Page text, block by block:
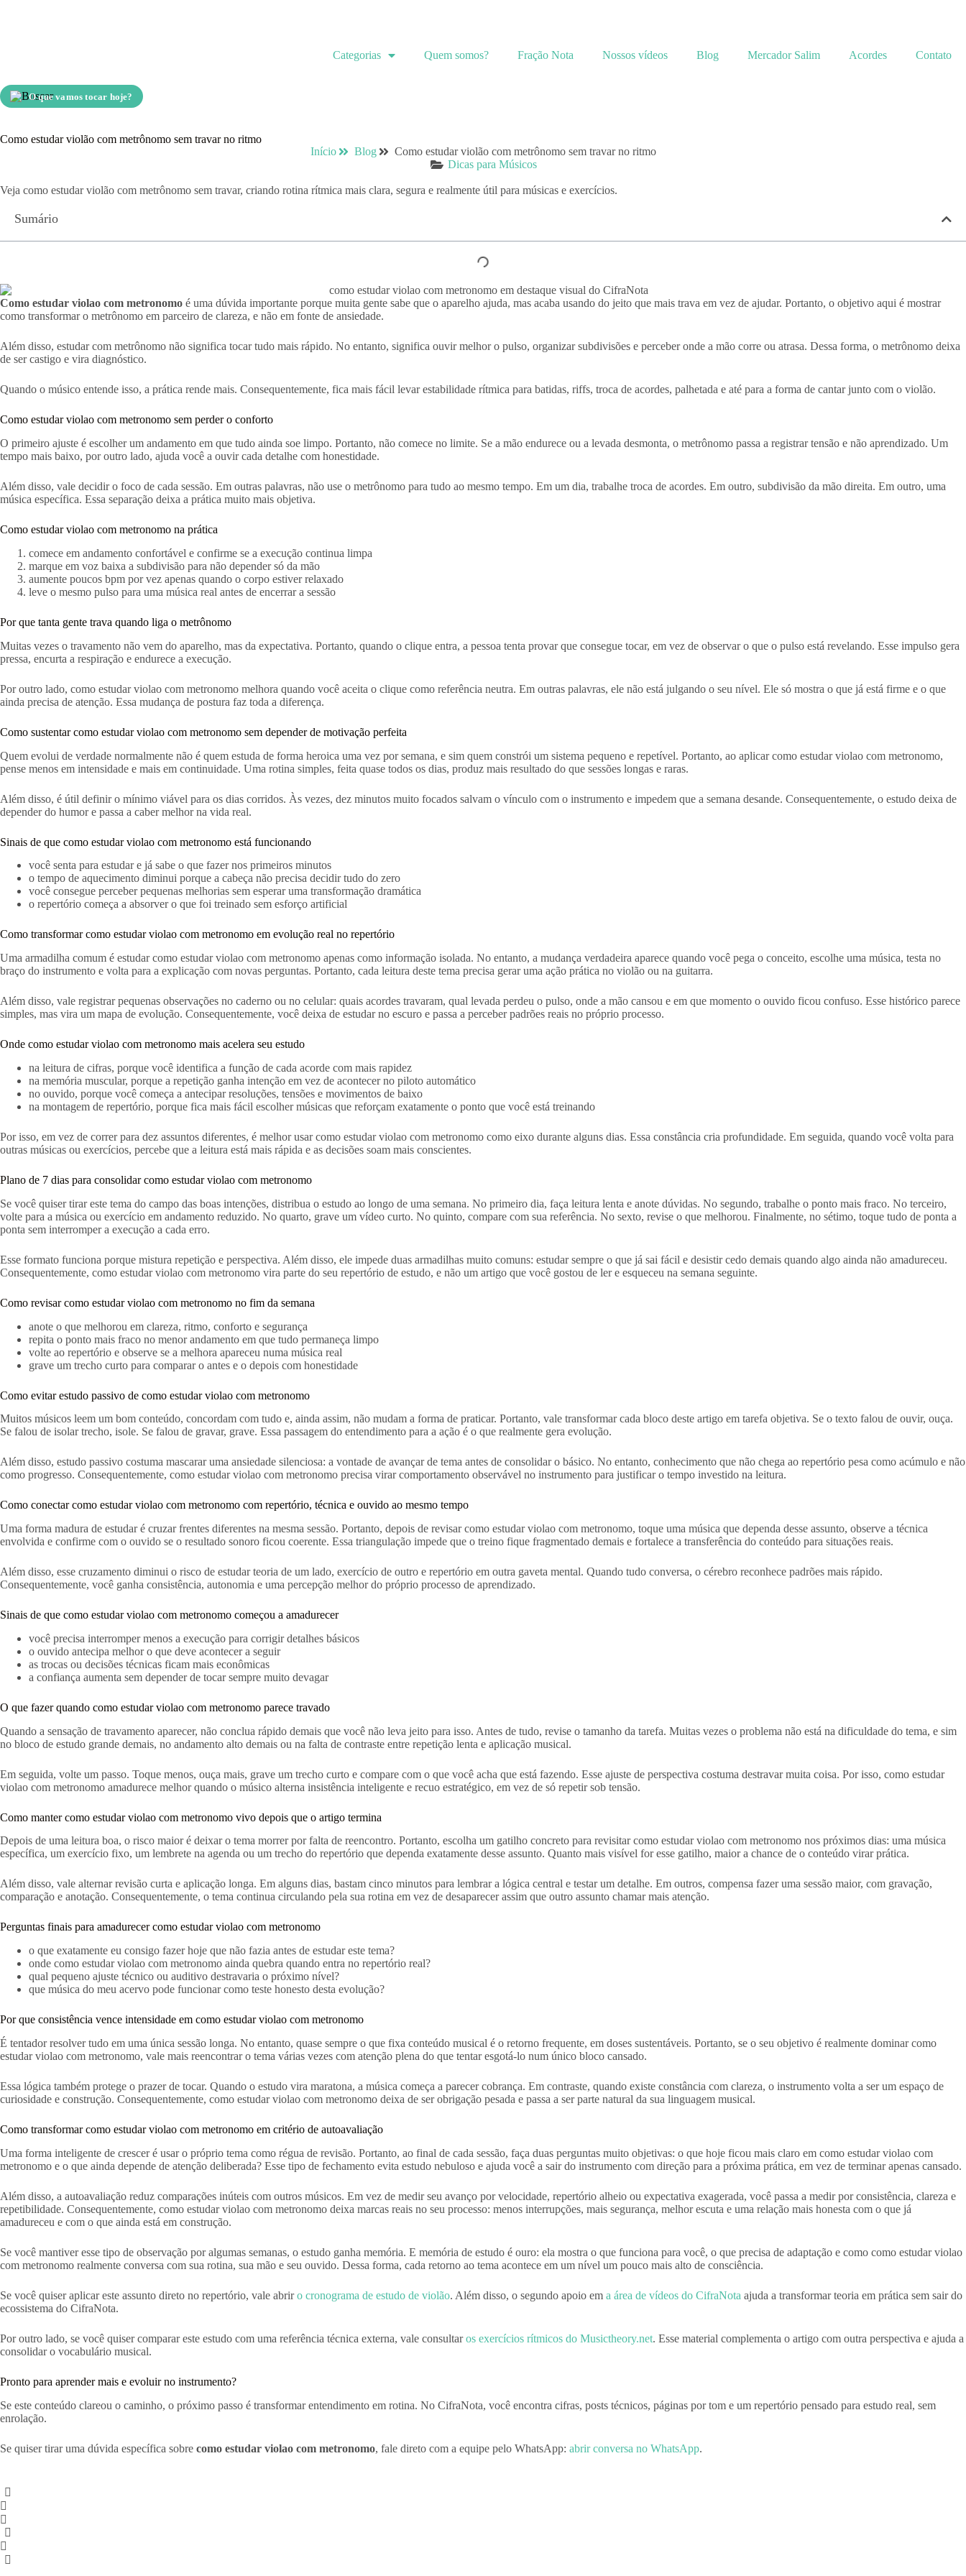
Categorias Quem somos? Fração Nota Nossos vídeos Blog Mercador Salim Acordes Contato
O que vamos tocar hoje?
Como estudar violão com metrônomo sem travar no ritmo
Início
Blog
Como estudar violão com metrônomo sem travar no ritmo
Dicas para Músicos
Veja como estudar violão com metrônomo sem travar, criando rotina rítmica mais clara, segura e realmente útil para músicas e exercícios.
Sumário
Como estudar violao com metronomo é uma dúvida importante porque muita gente sabe que o aparelho ajuda, mas acaba usando do jeito que mais trava em vez de ajudar. Portanto, o objetivo aqui é mostrar
como transformar o metrônomo em parceiro de clareza, e não em fonte de ansiedade.
Além disso, estudar com metrônomo não significa tocar tudo mais rápido. No entanto, significa ouvir melhor o pulso, organizar subdivisões e perceber onde a mão corre ou atrasa. Dessa forma, o metrônomo deixa
de ser castigo e vira diagnóstico.
Quando o músico entende isso, a prática rende mais. Consequentemente, fica mais fácil levar estabilidade rítmica para batidas, riffs, troca de acordes, palhetada e até para a forma de cantar junto com o violão.
Como estudar violao com metronomo sem perder o conforto
O primeiro ajuste é escolher um andamento em que tudo ainda soe limpo. Portanto, não comece no limite. Se a mão endurece ou a levada desmonta, o metrônomo passa a registrar tensão e não aprendizado. Um
tempo mais baixo, por outro lado, ajuda você a ouvir cada detalhe com honestidade.
Além disso, vale decidir o foco de cada sessão. Em outras palavras, não use o metrônomo para tudo ao mesmo tempo. Em um dia, trabalhe troca de acordes. Em outro, subdivisão da mão direita. Em outro, uma
música específica. Essa separação deixa a prática muito mais objetiva.
Como estudar violao com metronomo na prática
comece em andamento confortável e confirme se a execução continua limpa
marque em voz baixa a subdivisão para não depender só da mão
aumente poucos bpm por vez apenas quando o corpo estiver relaxado
leve o mesmo pulso para uma música real antes de encerrar a sessão
Por que tanta gente trava quando liga o metrônomo
Muitas vezes o travamento não vem do aparelho, mas da expectativa. Portanto, quando o clique entra, a pessoa tenta provar que consegue tocar, em vez de observar o que o pulso está revelando. Esse impulso gera
pressa, encurta a respiração e endurece a execução.
Por outro lado, como estudar violao com metronomo melhora quando você aceita o clique como referência neutra. Em outras palavras, ele não está julgando o seu nível. Ele só mostra o que já está firme e o que
ainda precisa de atenção. Essa mudança de postura faz toda a diferença.
Como sustentar como estudar violao com metronomo sem depender de motivação perfeita
Quem evolui de verdade normalmente não é quem estuda de forma heroica uma vez por semana, e sim quem constrói um sistema pequeno e repetível. Portanto, ao aplicar como estudar violao com metronomo,
pense menos em intensidade e mais em continuidade. Uma rotina simples, feita quase todos os dias, produz mais resultado do que sessões longas e raras.
Além disso, é útil definir o mínimo viável para os dias corridos. Às vezes, dez minutos muito focados salvam o vínculo com o instrumento e impedem que a semana desande. Consequentemente, o estudo deixa de
depender do humor e passa a caber melhor na vida real.
Sinais de que como estudar violao com metronomo está funcionando
você senta para estudar e já sabe o que fazer nos primeiros minutos
o tempo de aquecimento diminui porque a cabeça não precisa decidir tudo do zero
você consegue perceber pequenas melhorias sem esperar uma transformação dramática
o repertório começa a absorver o que foi treinado sem esforço artificial
Como transformar como estudar violao com metronomo em evolução real no repertório
Uma armadilha comum é estudar como estudar violao com metronomo apenas como informação isolada. No entanto, a mudança verdadeira aparece quando você pega o conceito, escolhe uma música, testa no
braço do instrumento e volta para a explicação com novas perguntas. Portanto, cada leitura deste tema precisa gerar uma ação prática no violão ou na guitarra.
Além disso, vale registrar pequenas observações no caderno ou no celular: quais acordes travaram, qual levada perdeu o pulso, onde a mão cansou e em que momento o ouvido ficou confuso. Esse histórico parece
simples, mas vira um mapa de evolução. Consequentemente, você deixa de estudar no escuro e passa a perceber padrões reais no próprio processo.
Onde como estudar violao com metronomo mais acelera seu estudo
na leitura de cifras, porque você identifica a função de cada acorde com mais rapidez
na memória muscular, porque a repetição ganha intenção em vez de acontecer no piloto automático
no ouvido, porque você começa a antecipar resoluções, tensões e movimentos de baixo
na montagem de repertório, porque fica mais fácil escolher músicas que reforçam exatamente o ponto que você está treinando
Por isso, em vez de correr para dez assuntos diferentes, é melhor usar como estudar violao com metronomo como eixo durante alguns dias. Essa constância cria profundidade. Em seguida, quando você volta para
outras músicas ou exercícios, percebe que a leitura está mais rápida e as decisões soam mais conscientes.
Plano de 7 dias para consolidar como estudar violao com metronomo
Se você quiser tirar este tema do campo das boas intenções, distribua o estudo ao longo de uma semana. No primeiro dia, faça leitura lenta e anote dúvidas. No segundo, trabalhe o ponto mais fraco. No terceiro,
volte para a música ou exercício em andamento reduzido. No quarto, grave um vídeo curto. No quinto, compare com sua referência. No sexto, revise o que melhorou. Finalmente, no sétimo, toque tudo de ponta a
ponta sem interromper a execução a cada erro.
Esse formato funciona porque mistura repetição e perspectiva. Além disso, ele impede duas armadilhas muito comuns: estudar sempre o que já sai fácil e desistir cedo demais quando algo ainda não amadureceu.
Consequentemente, como estudar violao com metronomo vira parte do seu repertório de estudo, e não um artigo que você gostou de ler e esqueceu na semana seguinte.
Como revisar como estudar violao com metronomo no fim da semana
anote o que melhorou em clareza, ritmo, conforto e segurança
repita o ponto mais fraco no menor andamento em que tudo permaneça limpo
volte ao repertório e observe se a melhora apareceu numa música real
grave um trecho curto para comparar o antes e o depois com honestidade
Como evitar estudo passivo de como estudar violao com metronomo
Muitos músicos leem um bom conteúdo, concordam com tudo e, ainda assim, não mudam a forma de praticar. Portanto, vale transformar cada bloco deste artigo em tarefa objetiva. Se o texto falou de ouvir, ouça.
Se falou de isolar trecho, isole. Se falou de gravar, grave. Essa passagem do entendimento para a ação é o que realmente gera evolução.
Além disso, estudo passivo costuma mascarar uma ansiedade silenciosa: a vontade de avançar de tema antes de consolidar o básico. No entanto, conhecimento que não chega ao repertório pesa como acúmulo e não
como progresso. Consequentemente, como estudar violao com metronomo precisa virar comportamento observável no instrumento para justificar o tempo investido na leitura.
Como conectar como estudar violao com metronomo com repertório, técnica e ouvido ao mesmo tempo
Uma forma madura de estudar é cruzar frentes diferentes na mesma sessão. Portanto, depois de revisar como estudar violao com metronomo, toque uma música que dependa desse assunto, observe a técnica
envolvida e confirme com o ouvido se o resultado sonoro ficou coerente. Essa triangulação impede que o treino fique fragmentado demais e fortalece a transferência do conteúdo para situações reais.
Além disso, esse cruzamento diminui o risco de estudar teoria de um lado, exercício de outro e repertório em outra gaveta mental. Quando tudo conversa, o cérebro reconhece padrões mais rápido.
Consequentemente, você ganha consistência, autonomia e uma percepção melhor do próprio processo de aprendizado.
Sinais de que como estudar violao com metronomo começou a amadurecer
você precisa interromper menos a execução para corrigir detalhes básicos
o ouvido antecipa melhor o que deve acontecer a seguir
as trocas ou decisões técnicas ficam mais econômicas
a confiança aumenta sem depender de tocar sempre muito devagar
O que fazer quando como estudar violao com metronomo parece travado
Quando a sensação de travamento aparecer, não conclua rápido demais que você não leva jeito para isso. Antes de tudo, revise o tamanho da tarefa. Muitas vezes o problema não está na dificuldade do tema, e sim
no bloco de estudo grande demais, no andamento alto demais ou na falta de contraste entre repetição lenta e aplicação musical.
Em seguida, volte um passo. Toque menos, ouça mais, grave um trecho curto e compare com o que você acha que está fazendo. Esse ajuste de perspectiva costuma destravar muita coisa. Por isso, como estudar
violao com metronomo amadurece melhor quando o músico alterna insistência inteligente e recuo estratégico, em vez de só repetir sob tensão.
Como manter como estudar violao com metronomo vivo depois que o artigo termina
Depois de uma leitura boa, o risco maior é deixar o tema morrer por falta de reencontro. Portanto, escolha um gatilho concreto para revisitar como estudar violao com metronomo nos próximos dias: uma música
específica, um exercício fixo, um lembrete na agenda ou um trecho do repertório que dependa exatamente desse assunto. Quanto mais visível for esse gatilho, maior a chance de o conteúdo virar prática.
Além disso, vale alternar revisão curta e aplicação longa. Em alguns dias, bastam cinco minutos para lembrar a lógica central e testar um detalhe. Em outros, compensa fazer uma sessão maior, com gravação,
comparação e anotação. Consequentemente, o tema continua circulando pela sua rotina em vez de desaparecer assim que outro assunto chamar mais atenção.
Perguntas finais para amadurecer como estudar violao com metronomo
o que exatamente eu consigo fazer hoje que não fazia antes de estudar este tema?
onde como estudar violao com metronomo ainda quebra quando entra no repertório real?
qual pequeno ajuste técnico ou auditivo destravaria o próximo nível?
que música do meu acervo pode funcionar como teste honesto desta evolução?
Por que consistência vence intensidade em como estudar violao com metronomo
É tentador resolver tudo em uma única sessão longa. No entanto, quase sempre o que fixa conteúdo musical é o retorno frequente, em doses sustentáveis. Portanto, se o seu objetivo é realmente dominar como
estudar violao com metronomo, vale mais reencontrar o tema várias vezes com atenção plena do que tentar esgotá-lo num único bloco cansado.
Essa lógica também protege o prazer de tocar. Quando o estudo vira maratona, a música começa a parecer cobrança. Em contraste, quando existe constância com clareza, o instrumento volta a ser um espaço de
curiosidade e construção. Consequentemente, como estudar violao com metronomo deixa de ser obrigação pesada e passa a ser parte natural da sua linguagem musical.
Como transformar como estudar violao com metronomo em critério de autoavaliação
Uma forma inteligente de crescer é usar o próprio tema como régua de revisão. Portanto, ao final de cada sessão, faça duas perguntas muito objetivas: o que hoje ficou mais claro em como estudar violao com
metronomo e o que ainda depende de atenção deliberada? Esse tipo de fechamento evita estudo nebuloso e ajuda você a sair do instrumento com direção para a próxima prática, em vez de terminar apenas cansado.
Além disso, a autoavaliação reduz comparações inúteis com outros músicos. Em vez de medir seu avanço por velocidade, repertório alheio ou expectativa exagerada, você passa a medir por consistência, clareza e
repetibilidade. Consequentemente, como estudar violao com metronomo deixa marcas reais no seu processo: menos interrupções, mais segurança, melhor escuta e uma relação mais honesta com o que já
amadureceu e com o que ainda está em construção.
Se você mantiver esse tipo de observação por algumas semanas, o estudo ganha memória. E memória de estudo é ouro: ela mostra o que funciona para você, o que precisa de adaptação e como como estudar violao
com metronomo realmente conversa com sua rotina, sua mão e seu ouvido. Dessa forma, cada retorno ao tema acontece em um nível um pouco mais alto de consciência.
Se você quiser aplicar este assunto direto no repertório, vale abriro cronograma de estudo de violão. Além disso, o segundo apoio em a área de vídeos do CifraNota ajuda a transformar teoria em prática sem sair do
ecossistema do CifraNota.
Por outro lado, se você quiser comparar este estudo com uma referência técnica externa, vale consultaros exercícios rítmicos do Musictheory.net. Esse material complementa o artigo com outra perspectiva e ajuda a
consolidar o vocabulário musical.
Pronto para aprender mais e evoluir no instrumento?
Se este conteúdo clareou o caminho, o próximo passo é transformar entendimento em rotina. No CifraNota, você encontra cifras, posts técnicos, páginas por tom e um repertório pensado para estudo real, sem
enrolação.
Se quiser tirar uma dúvida específica sobre como estudar violao com metronomo, fale direto com a equipe pelo WhatsApp: abrir conversa no WhatsApp.